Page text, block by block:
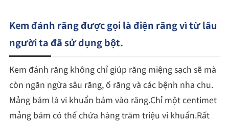
Kem đánh răng được gọi là điện răng vì từ lâu
người ta đã sử dụng bột.
Kem đánh răng không chỉ giúp răng miệng sạch sẽ mà
còn ngăn ngừa sâu răng, ố răng và các bệnh nha chu.
Mảng bám là vi khuẩn bám vào răng.Chỉ một centimet
mảng bám có thể chứa hàng trăm triệu vi khuẩn.Rất